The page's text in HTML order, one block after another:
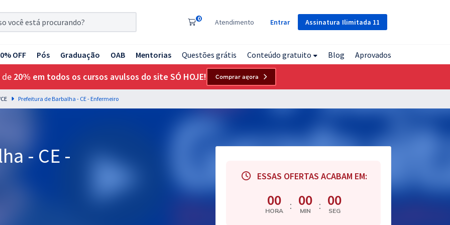
Assinatura Ilimitada 11
0 Atendimento Entrar
OFF Pós Graduação OAB Mentorias Questões grátis Conteúdo gratuito Blog Aprovados
de 20% em todos os cursos avulsos do site SÓ HOJE! Comprar agora
Prefeitura de Barbalha - CE - Enfermeiro
- CE -
ESSAS OFERTAS ACABAM EM:
00
HORA : 00
MIN : 00
SEG